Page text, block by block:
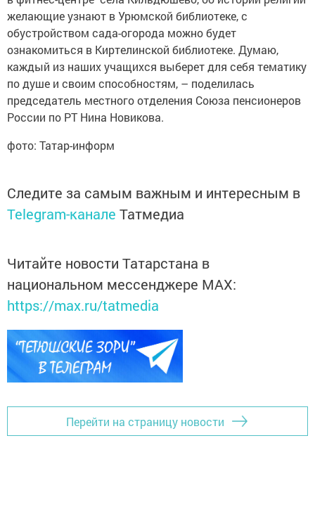
желающие узнают в Урюмской библиотеке, с
обустройством сада-огорода можно будет
ознакомиться в Киртелинской библиотеке. Думаю,
каждый из наших учащихся выберет для себя тематику
по душе и своим способностям, – поделилась
председатель местного отделения Союза пенсионеров
России по РТ Нина Новикова.
фото: Татар-информ
Следите за самым важным и интересным в
Telegram-канале Татмедиа
Читайте новости Татарстана в
национальном мессенджере MАХ:
https://max.ru/tatmedia
Перейти на страницу новости